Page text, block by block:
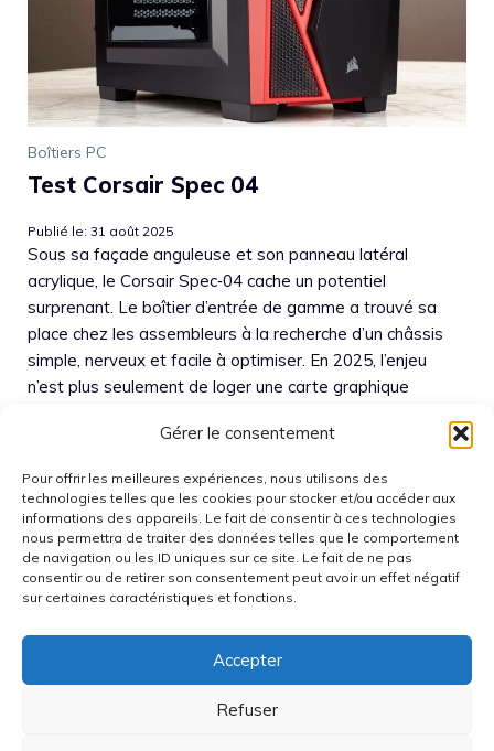
Gérer le consentement
Pour offrir les meilleures expériences, nous utilisons des
technologies telles que les cookies pour stocker et/ou accéder aux
informations des appareils. Le fait de consentir à ces technologies
nous permettra de traiter des données telles que le comportement
de navigation ou les ID uniques sur ce site. Le fait de ne pas
consentir ou de retirer son consentement peut avoir un effet négatif
sur certaines caractéristiques et fonctions.
Accepter
Refuser
Boîtiers PC
Test Corsair Spec 04
Publié le: 31 août 2025
Sous sa façade anguleuse et son panneau latéral
acrylique, le Corsair Spec‑04 cache un potentiel
surprenant. Le boîtier d’entrée de gamme a trouvé sa
place chez les assembleurs à la recherche d’un châssis
simple, nerveux et facile à optimiser. En 2025, l’enjeu
n’est plus seulement de loger une carte graphique
Page
1 Page
2 Page
3 → suivant
Politique de cookies (UE) Contact